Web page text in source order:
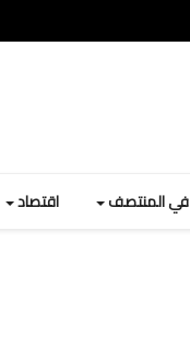
في المنتصف اقتصاد